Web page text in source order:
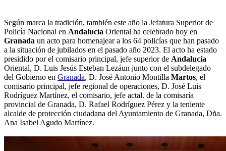
Según marca la tradición, también este año la Jefatura Superior de
Policía Nacional en Andalucía Oriental ha celebrado hoy en
Granada un acto para homenajear a los 64 policías que han pasado
a la situación de jubilados en el pasado año 2023. El acto ha estado
presidido por el comisario principal, jefe superior de Andalucía
Oriental, D. Luis Jesús Esteban Lezáun junto con el subdelegado
del Gobierno en Granada, D. José Antonio Montilla Martos, el
comisario principal, jefe regional de operaciones, D. José Luis
Rodríguez Martínez, el comisario, jefe actal. de la comisaría
provincial de Granada, D. Rafael Rodríguez Pérez y la teniente
alcalde de protección ciudadana del Ayuntamiento de Granada, Dña.
Ana Isabel Agudo Martínez.